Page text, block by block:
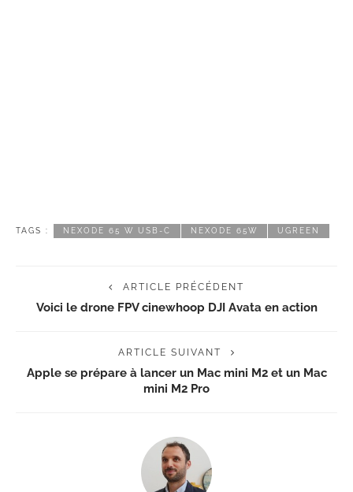
TAGS : NEXODE 65 W USB-C NEXODE 65W UGREEN
ARTICLE PRÉCÉDENT
Voici le drone FPV cinewhoop DJI Avata en action
ARTICLE SUIVANT
Apple se prépare à lancer un Mac mini M2 et un Mac
mini M2 Pro